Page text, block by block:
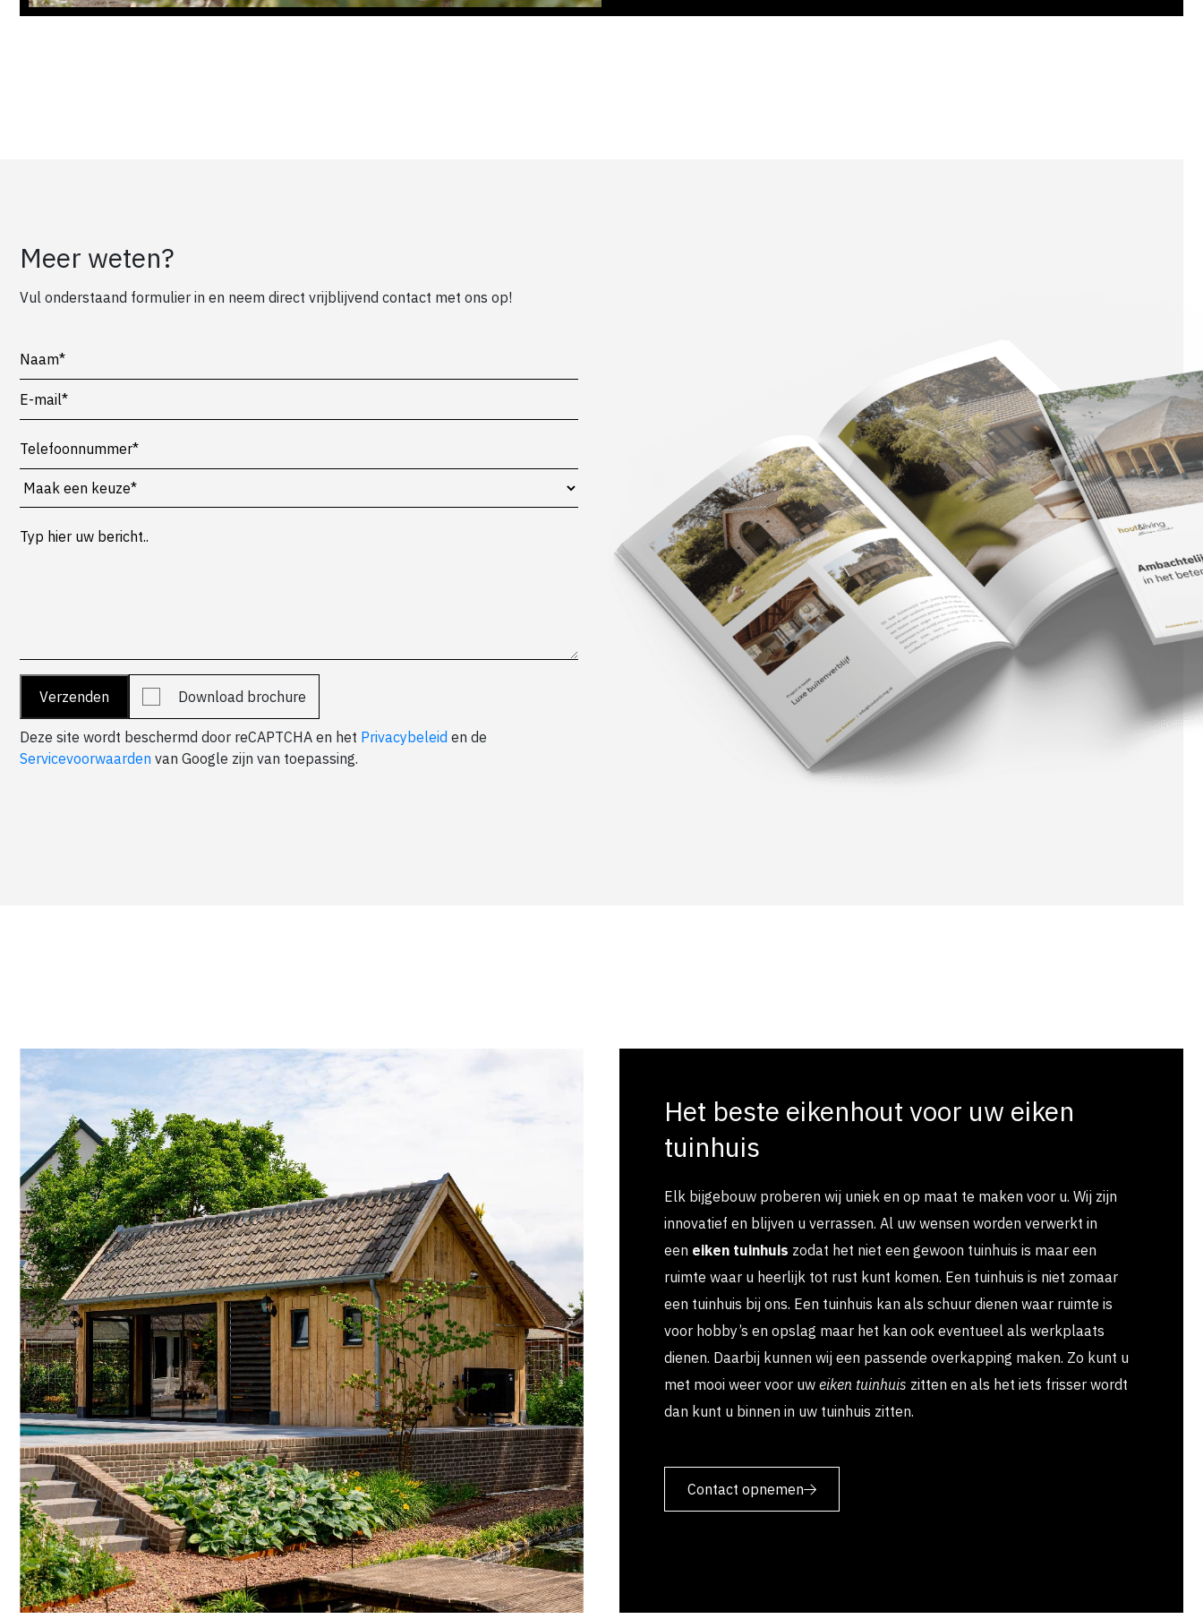
Meer weten?
Vul onderstaand formulier in en neem direct vrijblijvend contact met ons op!
Download brochure
Deze site wordt beschermd door reCAPTCHA en het Privacybeleid en de
Servicevoorwaarden van Google zijn van toepassing.
Het beste eikenhout voor uw eiken
tuinhuis
Elk bijgebouw proberen wij uniek en op maat te maken voor u. Wij zijn
innovatief en blijven u verrassen. Al uw wensen worden verwerkt in
een eiken tuinhuis zodat het niet een gewoon tuinhuis is maar een
ruimte waar u heerlijk tot rust kunt komen. Een tuinhuis is niet zomaar
een tuinhuis bij ons. Een tuinhuis kan als schuur dienen waar ruimte is
voor hobby’s en opslag maar het kan ook eventueel als werkplaats
dienen. Daarbij kunnen wij een passende overkapping maken. Zo kunt u
met mooi weer voor uw eiken tuinhuis zitten en als het iets frisser wordt
dan kunt u binnen in uw tuinhuis zitten.
Contact opnemen